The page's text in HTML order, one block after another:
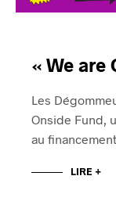
« We are
Les
Onside Fund,
au
LIRE +